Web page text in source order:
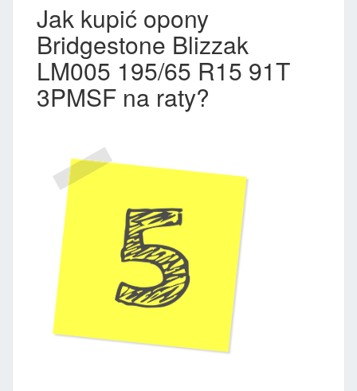
Jak kupić opony
Bridgestone Blizzak
LM005 195/65 R15 91T
3PMSF na raty?